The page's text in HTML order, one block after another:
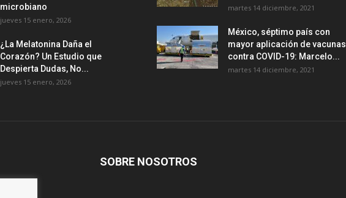
microbiano
jueves 15 enero, 2026
¿La Melatonina Daña el
Corazón? Un Estudio que
Despierta Dudas, No...
jueves 15 enero, 2026
martes 14 diciembre, 2021
México, séptimo país con
mayor aplicación de vacunas
contra COVID-19: Marcelo...
martes 14 diciembre, 2021
SOBRE NOSOTROS